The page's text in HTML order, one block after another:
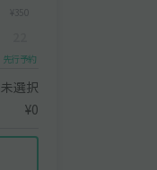
¥350
先行予約
未選択
¥0